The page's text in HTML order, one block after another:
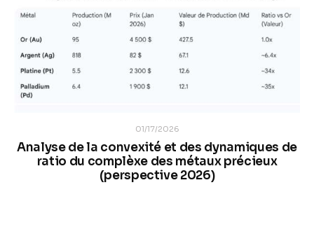
01/17/2026
Analyse de la convexité et des dynamiques de
ratio du complèxe des métaux précieux
(perspective 2026)